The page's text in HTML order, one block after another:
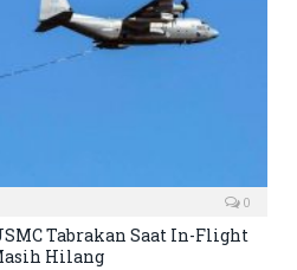
0
Tabrakan Saat In-Flight
Hilang